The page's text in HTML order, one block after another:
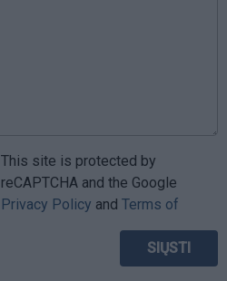
This site is protected by
reCAPTCHA and the Google
Privacy Policy and Terms of